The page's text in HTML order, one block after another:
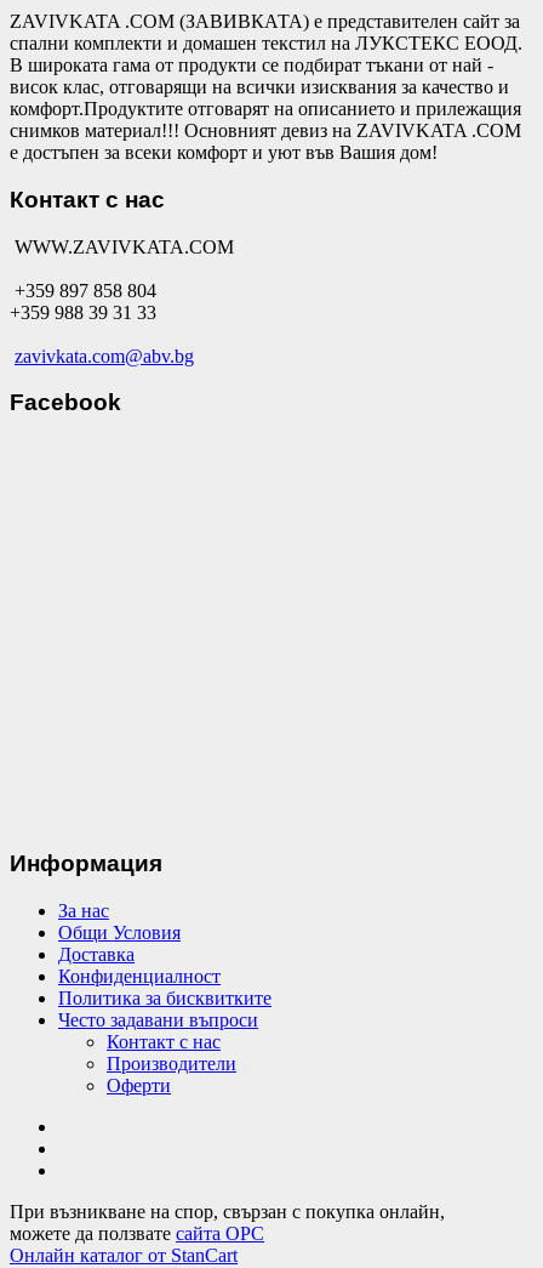
ZAVIVKATA .COM (ЗАВИВКАТА) е представителен сайт за
спални комплекти и домашен текстил на ЛУКСТЕКС ЕООД.
В широката гама от продукти се подбират тъкани от най -
висок клас, отговарящи на всички изисквания за качество и
комфорт.Продуктите отговарят на описанието и прилежащия
снимков материал!!! Основният девиз на ZAVIVKATA .COM
е достъпен за всеки комфорт и уют във Вашия дом!
Контакт с нас
WWW.ZAVIVKATA.COM
+359 897 858 804
+359 988 39 31 33
zavivkata.com@abv.bg
Facebook
Информация
За нас
Общи Условия
Доставка
Конфиденциалност
Политика за бисквитките
Често задавани въпроси
Контакт с нас
Производители
Оферти
При възникване на спор, свързан с покупка онлайн,
можете да ползвате сайта ОРС
Онлайн каталог от StanCart